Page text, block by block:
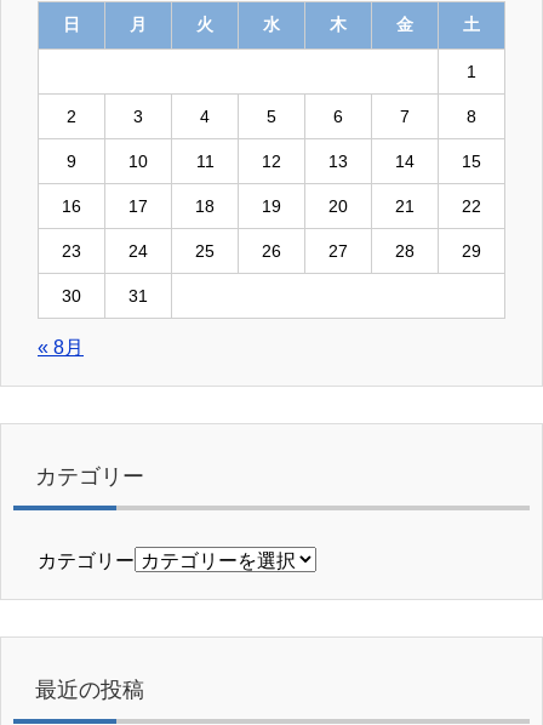
日
月 火 水 木 金 土
1
2 3 4 5 6 7 8
9 10 11 12 13 14 15
16 17 18 19 20 21 22
23 24 25 26 27 28 29
30 31
« 8月
カテゴリー
カテゴリー
最近の投稿